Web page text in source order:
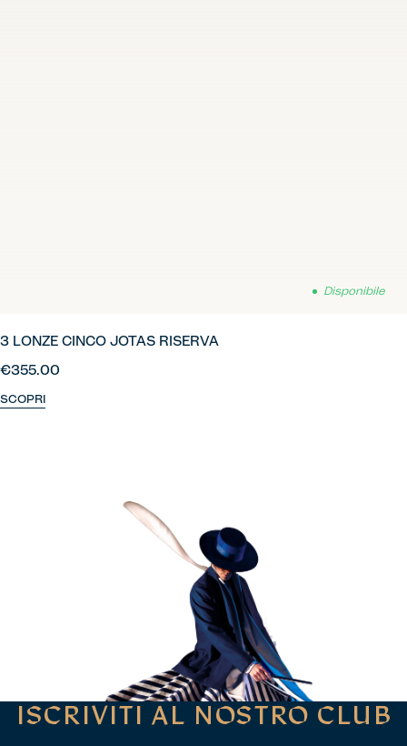
Disponibile
3 LONZE CINCO JOTAS RISERVA
€355.00
SCOPRI
ISCRIVITI AL NOSTRO CLUB